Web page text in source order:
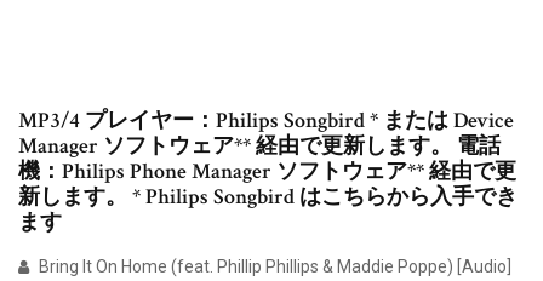
MP3/4 プレイヤー：Philips Songbird * または Device
Manager ソフトウェア** 経由で更新します。 電話
機：Philips Phone Manager ソフトウェア** 経由で更
新します。 * Philips Songbird はこちらから入手でき
ます
Bring It On Home (feat. Phillip Phillips & Maddie Poppe) [Audio]